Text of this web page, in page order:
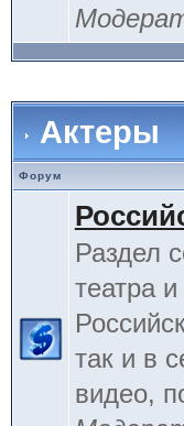
Актеры
Форум
Раздел
театра
так и в
видео,